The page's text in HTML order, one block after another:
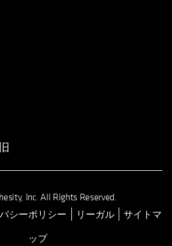
Inc. All Rights Reserved.
シーポリシー リーガル
サイトマ
ップ